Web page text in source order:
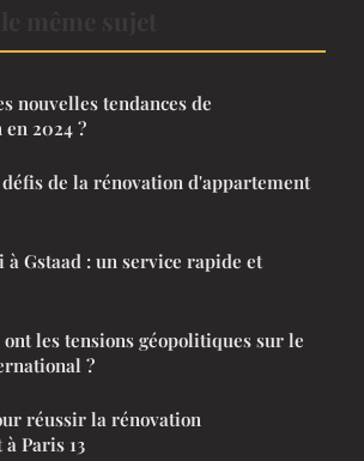
nouvelles tendances de
2024 ?
de la rénovation d'appartement
Gstaad : un service rapide et
les tensions géopolitiques sur le
?
réussir la rénovation
Paris 13